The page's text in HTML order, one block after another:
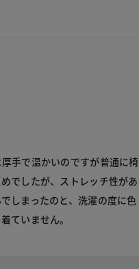
手で温かいのですが普通に椅
でしたが、ストレッチ性があ
しまったのと、洗濯の度に色
ていません。